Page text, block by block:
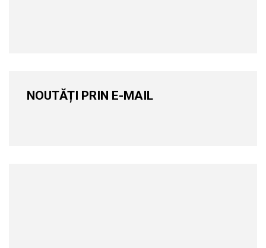
NOUTĂȚI PRIN E-MAIL